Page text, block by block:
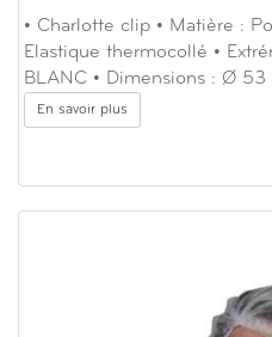
• Charlotte clip • Matière :
Elastique thermocollé •
BLANC • Dimensions : Ø
En savoir plus